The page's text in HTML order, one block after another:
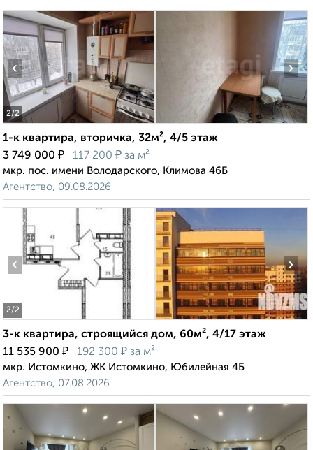
2/2
‹ ›
1-к квартира, вторичка, 32м², 4/5 этаж
3 749 000 ₽ 117 200 ₽ за м²
мкр. пос. имени Володарского, Климова 46Б
Агентство, 09.08.2026
2/2
‹ ›
3-к квартира, строящийся дом, 60м², 4/17 этаж
11 535 900 ₽ 192 300 ₽ за м²
мкр. Истомкино, ЖК Истомкино, Юбилейная 4Б
Агентство, 07.08.2026